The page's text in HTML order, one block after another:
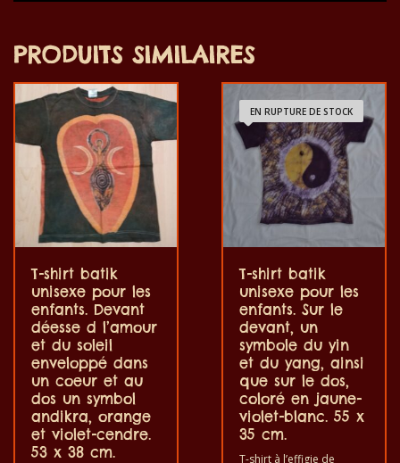
PRODUITS SIMILAIRES
T-shirt batik
unisexe pour les
enfants. Devant
déesse d l’amour
et du soleil
enveloppé dans
un coeur et au
dos un symbol
andikra, orange
et violet-cendre.
53 x 38 cm.
EN RUPTURE DE STOCK
T-shirt batik
unisexe pour les
enfants. Sur le
devant, un
symbole du yin
et du yang, ainsi
que sur le dos,
coloré en jaune-
violet-blanc. 55 x
35 cm.
T-shirt à l’effigie de